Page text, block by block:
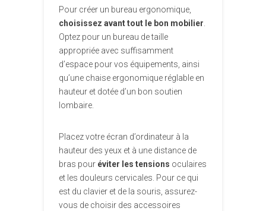
Pour créer un bureau ergonomique,
choisissez avant tout le bon mobilier.
Optez pour un bureau de taille
appropriée avec suffisamment
d’espace pour vos équipements, ainsi
qu’une chaise ergonomique réglable en
hauteur et dotée d’un bon soutien
lombaire.
Placez votre écran d’ordinateur à la
hauteur des yeux et à une distance de
bras pour éviter les tensions oculaires
et les douleurs cervicales. Pour ce qui
est du clavier et de la souris, assurez-
vous de choisir des accessoires